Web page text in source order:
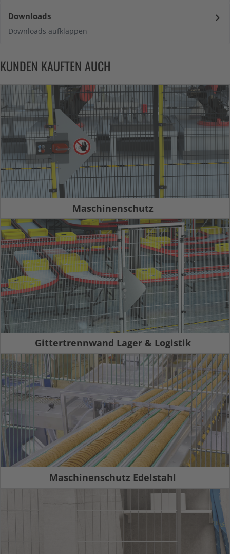
Downloads
Downloads aufklappen
KUNDEN KAUFTEN AUCH
Maschinenschutz
Gittertrennwand Lager & Logistik
Maschinenschutz Edelstahl